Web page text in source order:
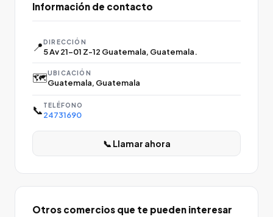
Información de contacto
📍DIRECCIÓN
5 Av 21-01 Z-12 Guatemala, Guatemala.
🗺️UBICACIÓN
Guatemala, Guatemala
📞 TELÉFONO
24731690
📞 Llamar ahora
Otros comercios que te pueden interesar